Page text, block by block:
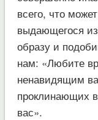
всего, что
выдающегося
образу и
нам: «Любите
ненавидящим
проклинающих
вас».